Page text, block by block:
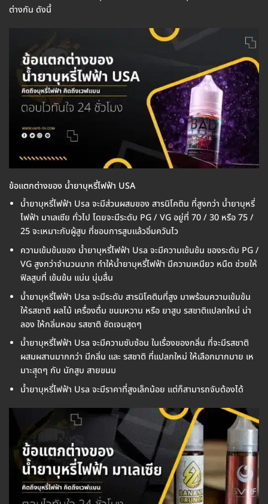
ต่างกัน ดังนี้
ข้อแตกต่างของ น้ำยาบุหรี่ไฟฟ้า USA
น้ำยาบุหรี่ไฟฟ้า Usa จะมีส่วนผสมของ สารนิโคติน ที่สูงกว่า น้ำยาบุหรี่
ไฟฟ้า มาเลเซีย ทั่วไป โดยจะมีระดับ PG / VG อยู่ที่ 70 / 30 หรือ 75 /
25 จะเหมาะกับผู้สูบ ที่ชอบการสูบแล้วอิ่มควันไว
ความเข้มข้นของ น้ำยาบุหรี่ไฟฟ้า Usa จะมีความเข้นข้น ของระดับ PG /
VG สูงกว่าจำนวนมาก ทำให้น้ำยาบุหรี่ไฟฟ้า มีความเหนียว หนืด ช่วยให้
ฟิลสูบที่ เข้มข้น แน่น นุ่มลื่น
น้ำยาบุหรี่ไฟฟ้า Usa จะมีระดับ สารนิโคตินที่สูง มาพร้อมความเข้มข้น
ให้รสชาติ ผลไม้ เครื่องดื่ม ขนมหวาน หรือ ยาสูบ รสชาติแปลกใหม่ น่า
ลอง ให้กลิ่นหอม รสชาติ ชัดเจนสุดๆ
น้ำยาบุหรี่ไฟฟ้า Usa จะมีความซับซ้อน ในเรื่องของกลิ่น ที่จะมีรสชาติ
ผสมผสานมากกว่า มีกลิ่น และ รสชาติ ที่แปลกใหม่ ให้เลือกมากมาย เห
มาะสุุดๆ กับ นักสูบ สายขนม
น้ำยาบุหรี่ไฟฟ้า Usa จะมีราคาที่สูงเล็กน้อย แต่ก็สามารถจับต้องได้